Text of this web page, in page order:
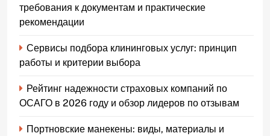
требования к документам и практические
рекомендации
Сервисы подбора клининговых услуг: принцип
работы и критерии выбора
Рейтинг надежности страховых компаний по
ОСАГО в 2026 году и обзор лидеров по отзывам
Портновские манекены: виды, материалы и